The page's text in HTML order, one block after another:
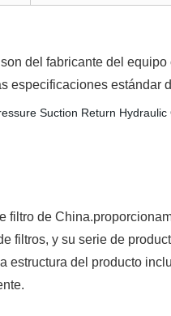
del fabricante del
especificaciones estándar
filtro de
filtros, y su serie de
estructura del producto